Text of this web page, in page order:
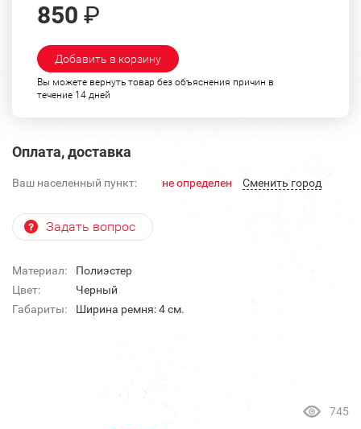
850 ₽
Добавить в корзину
Вы можете вернуть товар без объяснения причин в
течение 14 дней
Оплата, доставка
Ваш населенный пункт: не определен Cменить город
Задать вопрос
Материал:
Полиэстер
Цвет:
Черный
Габариты:
Ширина ремня: 4 см.
745